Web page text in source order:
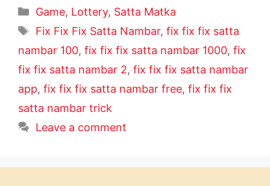
Categories
Game, Lottery, Satta Matka
Tags
Fix Fix Fix Satta Nambar, fix fix fix satta
nambar 100, fix fix fix satta nambar 1000, fix
fix fix satta nambar 2, fix fix fix satta nambar
app, fix fix fix satta nambar free, fix fix fix
satta nambar trick
Leave a comment